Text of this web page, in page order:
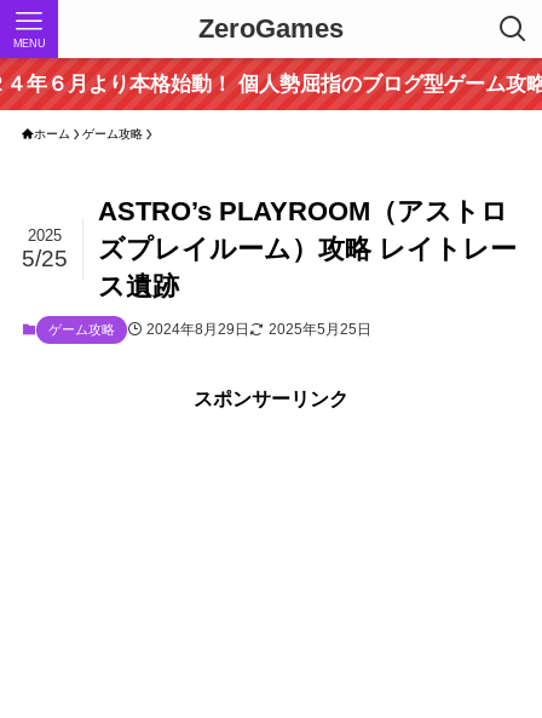
ZeroGames
MENU
本格始動！ 個人勢屈指のブログ型ゲーム攻略サイト！
ホーム ゲーム攻略
ASTRO’s PLAYROOM（アストロ
ズプレイルーム）攻略 レイトレー
ス遺跡
2025
5/25
ゲーム攻略 2024年8月29日 2025年5月25日
スポンサーリンク